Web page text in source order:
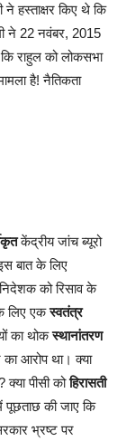
हस्ताक्षर किए थे कि
ने 22 नवंबर, 2015
राहुल को लोकसभा
है! नैतिकता
केंद्रीय जांच ब्यूरो
बात के लिए
को रिसाव के
लिए एकस्वतंत्र
का थोकस्थानांतरण
आरोप था। क्या
क्या पीसी कोहिरासती
पूछताछ की जाए कि
भ्रष्ट पर